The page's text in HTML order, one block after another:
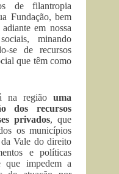
de filantropia
Fundação, bem
em nossa
minando
se de recursos
que têm como
na regiãouma
dos recursos
privados, que
os municípios
da Vale do direito
e políticas
que impedem a